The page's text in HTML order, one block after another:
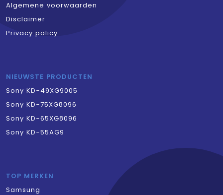
Algemene voorwaarden
Disclaimer
Privacy policy
NIEUWSTE PRODUCTEN
Sony KD-49XG9005
Sony KD-75XG8096
Sony KD-65XG8096
Sony KD-55AG9
TOP MERKEN
Samsung